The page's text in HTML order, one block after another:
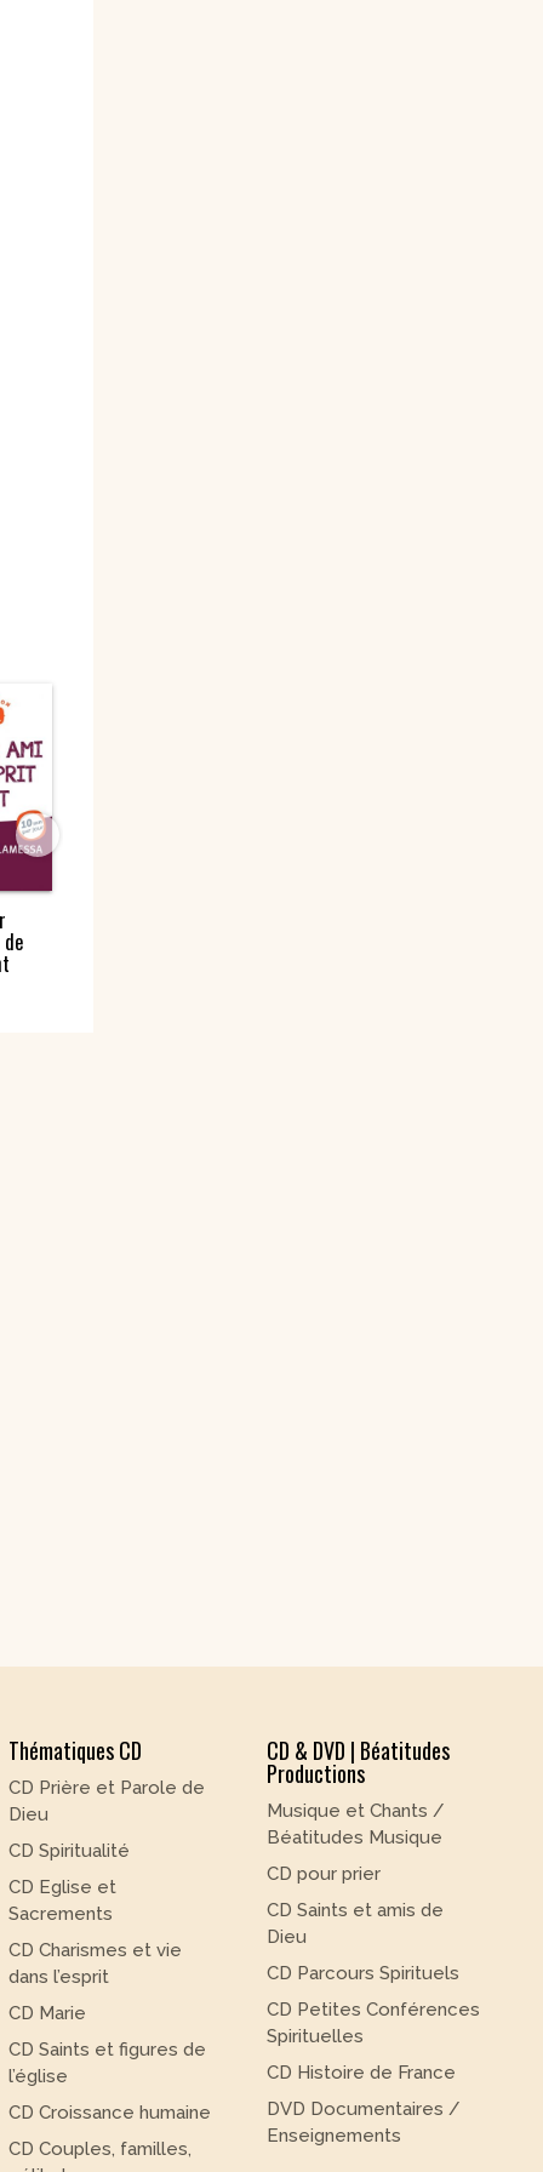
Thématiques CD
CD Prière et Parole de
Dieu
CD Spiritualité
CD Eglise et
Sacrements
CD Charismes et vie
dans l’esprit
CD Marie
CD Saints et figures de
l’église
CD Croissance humaine
CD Couples, familles,
CD & DVD | Béatitudes
Productions
Musique et Chants /
Béatitudes Musique
CD pour prier
CD Saints et amis de
Dieu
CD Parcours Spirituels
CD Petites Conférences
Spirituelles
CD Histoire de France
DVD Documentaires /
Enseignements